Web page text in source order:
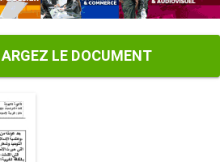
LE DOCUMENT